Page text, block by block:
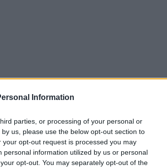
Information
parties, or processing of your personal or
us, please use the below opt-out section to
opt-out request is processed you may
information utilized by us or personal
opt-out. You may separately opt-out of the
RPCS3 0.0.36-17910
aplicación en FileHorse? (Más información